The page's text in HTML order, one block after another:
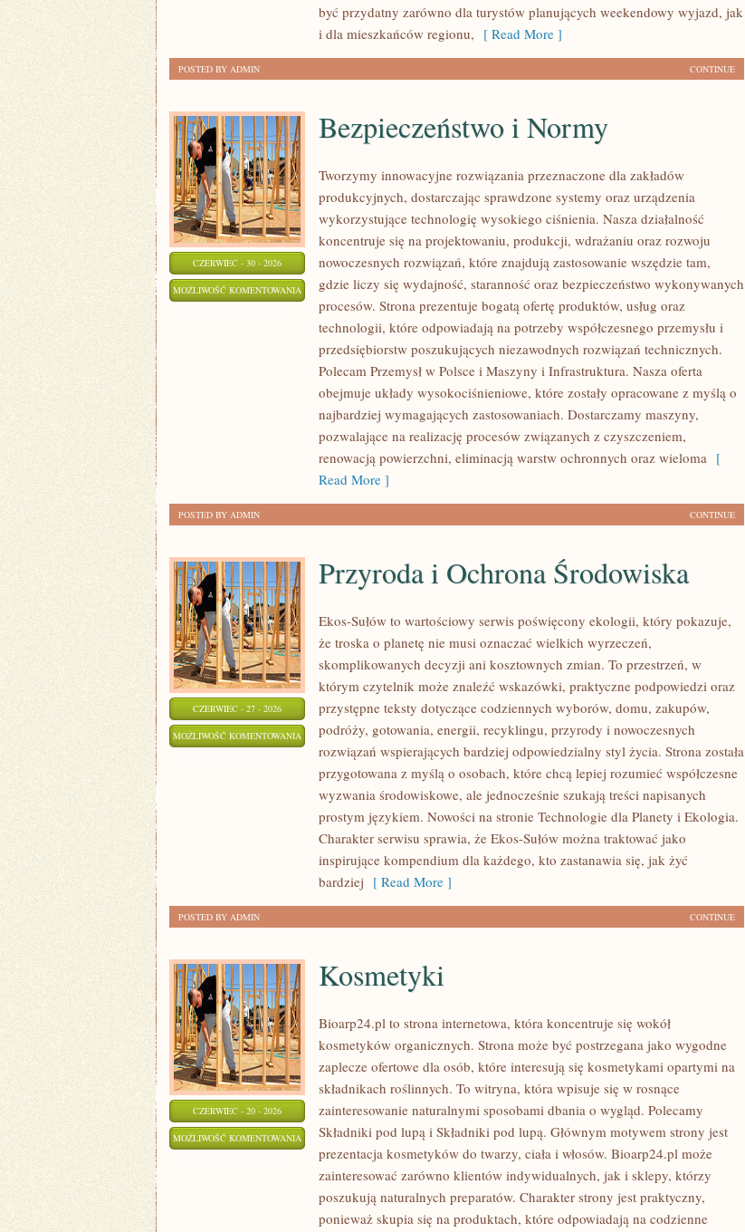
być przydatny zarówno dla turystów planujących weekendowy wyjazd, jak
i dla mieszkańców regionu, [ Read More ]
CONTINUE
POSTED BY ADMIN
CZERWIEC - 30 - 2026
MOŻLIWOŚĆ KOMENTOWANIA BEZPIECZEŃSTWO
NORMY
Bezpieczeństwo i Normy
Tworzymy innowacyjne rozwiązania przeznaczone dla zakładów
produkcyjnych, dostarczając sprawdzone systemy oraz urządzenia
wykorzystujące technologię wysokiego ciśnienia. Nasza działalność
koncentruje się na projektowaniu, produkcji, wdrażaniu oraz rozwoju
nowoczesnych rozwiązań, które znajdują zastosowanie wszędzie tam,
gdzie liczy się wydajność, staranność oraz bezpieczeństwo wykonywanych
procesów. Strona prezentuje bogatą ofertę produktów, usług oraz
technologii, które odpowiadają na potrzeby współczesnego przemysłu i
przedsiębiorstw poszukujących niezawodnych rozwiązań technicznych.
Polecam Przemysł w Polsce i Maszyny i Infrastruktura. Nasza oferta
obejmuje układy wysokociśnieniowe, które zostały opracowane z myślą o
najbardziej wymagających zastosowaniach. Dostarczamy maszyny,
pozwalające na realizację procesów związanych z czyszczeniem,
renowacją powierzchni, eliminacją warstw ochronnych oraz wieloma [
Read More ]
CONTINUE
POSTED BY ADMIN
CZERWIEC - 27 - 2026
MOŻLIWOŚĆ KOMENTOWANIA PRZYRODA
OCHRONA
ŚRODOWISKA
Przyroda i Ochrona Środowiska
Ekos-Sułów to wartościowy serwis poświęcony ekologii, który pokazuje,
że troska o planetę nie musi oznaczać wielkich wyrzeczeń,
skomplikowanych decyzji ani kosztownych zmian. To przestrzeń, w
którym czytelnik może znaleźć wskazówki, praktyczne podpowiedzi oraz
przystępne teksty dotyczące codziennych wyborów, domu, zakupów,
podróży, gotowania, energii, recyklingu, przyrody i nowoczesnych
rozwiązań wspierających bardziej odpowiedzialny styl życia. Strona została
przygotowana z myślą o osobach, które chcą lepiej rozumieć współczesne
wyzwania środowiskowe, ale jednocześnie szukają treści napisanych
prostym językiem. Nowości na stronie Technologie dla Planety i Ekologia.
Charakter serwisu sprawia, że Ekos-Sułów można traktować jako
inspirujące kompendium dla każdego, kto zastanawia się, jak żyć
bardziej [ Read More ]
CONTINUE
POSTED BY ADMIN
CZERWIEC - 20 - 2026
MOŻLIWOŚĆ KOMENTOWANIA KOSMETYKI
Kosmetyki
Bioarp24.pl to strona internetowa, która koncentruje się wokół
kosmetyków organicznych. Strona może być postrzegana jako wygodne
zaplecze ofertowe dla osób, które interesują się kosmetykami opartymi na
składnikach roślinnych. To witryna, która wpisuje się w rosnące
zainteresowanie naturalnymi sposobami dbania o wygląd. Polecamy
Składniki pod lupą i Składniki pod lupą. Głównym motywem strony jest
prezentacja kosmetyków do twarzy, ciała i włosów. Bioarp24.pl może
zainteresować zarówno klientów indywidualnych, jak i sklepy, którzy
poszukują naturalnych preparatów. Charakter strony jest praktyczny,
ponieważ skupia się na produktach, które odpowiadają na codzienne